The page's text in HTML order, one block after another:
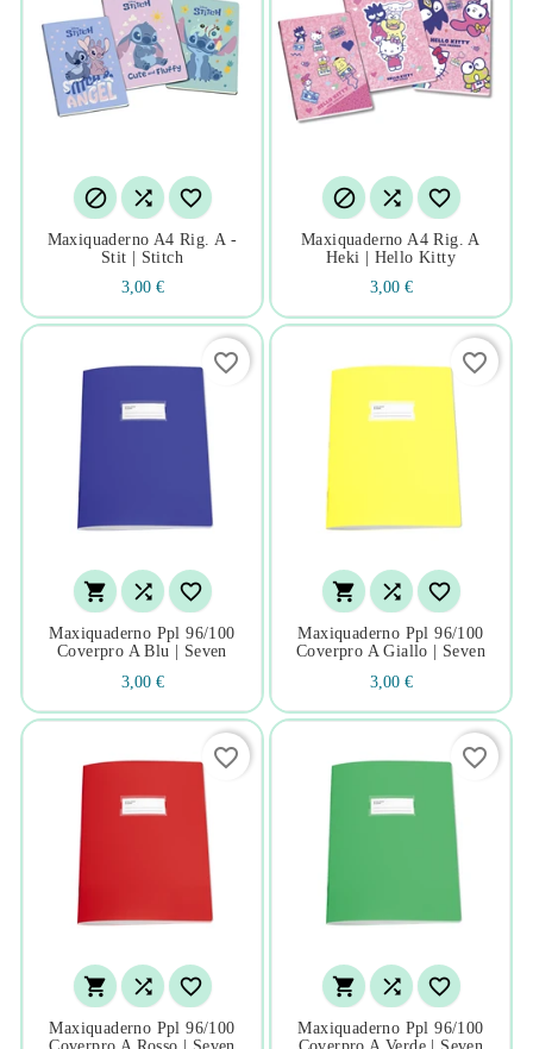
  
Maxiquaderno A4 Rig. A -
Stit | Stitch
3,00 €
  
Maxiquaderno A4 Rig. A
Heki | Hello Kitty
3,00 €
  
Maxiquaderno Ppl 96/100
Coverpro A Blu | Seven
3,00 €
favorite_border
  
Maxiquaderno Ppl 96/100
Coverpro A Giallo | Seven
3,00 €
favorite_border
  
Maxiquaderno Ppl 96/100
favorite_border
  
Maxiquaderno Ppl 96/100
favorite_border